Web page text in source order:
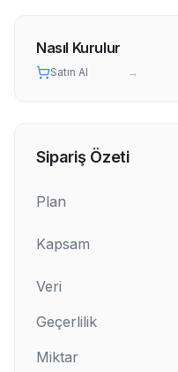
Nasıl Kurulur
Satın Al →
Sipariş Özeti
Plan
Kapsam
Veri
Geçerlilik
Miktar